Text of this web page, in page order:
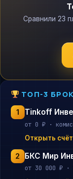
Сравнили 23
ТОП-3
1 Tinkoff
от 0 ₽ ·
Открыть
2 БКС Мир
от 30 000 ₽ ·